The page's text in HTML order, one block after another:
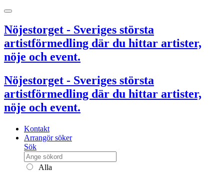
Nöjestorget - Sveriges största
artistförmedling där du hittar artister,
nöje och event.
Nöjestorget - Sveriges största
artistförmedling där du hittar artister,
nöje och event.
Kontakt
Arrangör söker
Sök
Alla